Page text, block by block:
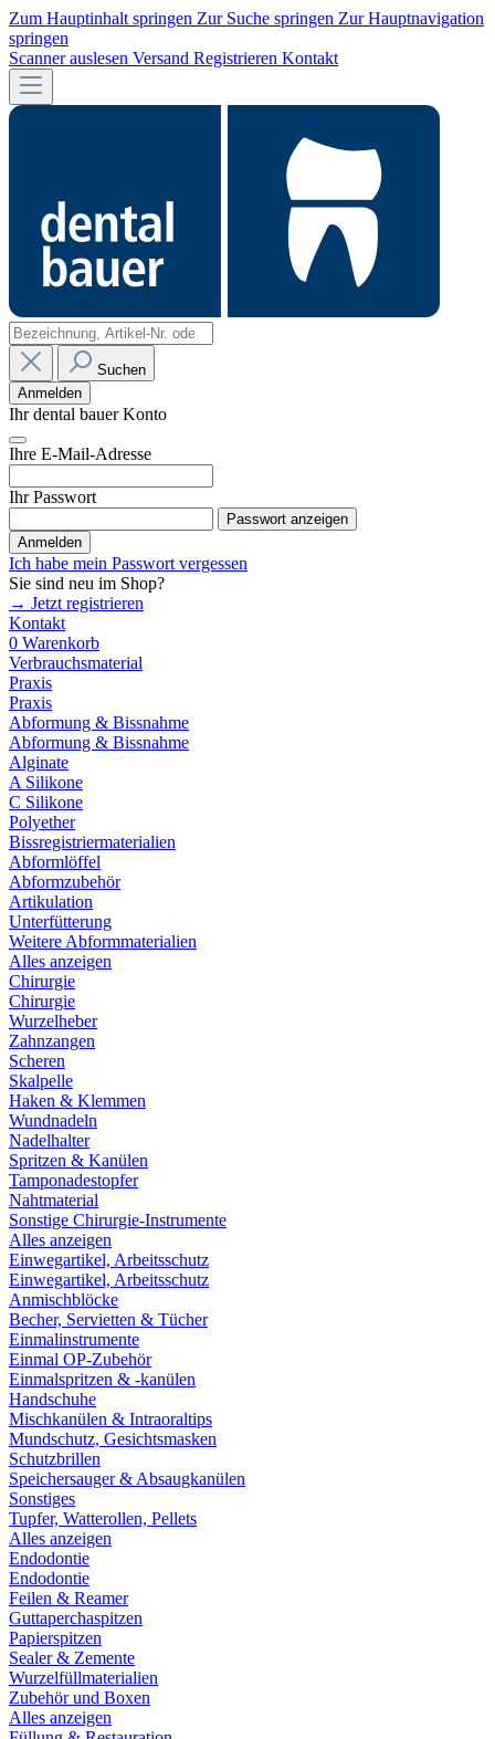
Zum Hauptinhalt springen Zur Suche springen Zur Hauptnavigation
springen
Scanner auslesen Versand Registrieren Kontakt
Suchen
Anmelden
Ihr dental bauer Konto
Ihre E-Mail-Adresse
Ihr Passwort
Passwort anzeigen
Anmelden
Ich habe mein Passwort vergessen
Sie sind neu im Shop?
→ Jetzt registrieren
Kontakt
0 Warenkorb
Verbrauchsmaterial
Praxis
Praxis
Abformung & Bissnahme
Abformung & Bissnahme
Alginate
A Silikone
C Silikone
Polyether
Bissregistriermaterialien
Abformlöffel
Abformzubehör
Artikulation
Unterfütterung
Weitere Abformmaterialien
Alles anzeigen
Chirurgie
Chirurgie
Wurzelheber
Zahnzangen
Scheren
Skalpelle
Haken & Klemmen
Wundnadeln
Nadelhalter
Spritzen & Kanülen
Tamponadestopfer
Nahtmaterial
Sonstige Chirurgie-Instrumente
Alles anzeigen
Einwegartikel, Arbeitsschutz
Einwegartikel, Arbeitsschutz
Anmischblöcke
Becher, Servietten & Tücher
Einmalinstrumente
Einmal OP-Zubehör
Einmalspritzen & -kanülen
Handschuhe
Mischkanülen & Intraoraltips
Mundschutz, Gesichtsmasken
Schutzbrillen
Speichersauger & Absaugkanülen
Sonstiges
Tupfer, Watterollen, Pellets
Alles anzeigen
Endodontie
Endodontie
Feilen & Reamer
Guttaperchaspitzen
Papierspitzen
Sealer & Zemente
Wurzelfüllmaterialien
Zubehör und Boxen
Alles anzeigen